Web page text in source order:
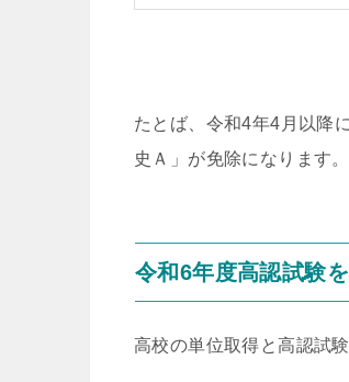
たとば、令和4年4⽉以降
史Ａ」が免除になります。
令和6年度高認試験
高校の単位取得と高認試